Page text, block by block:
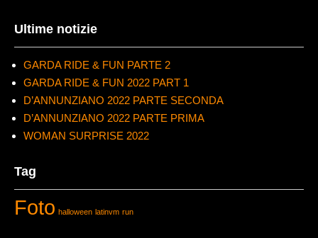
Ultime notizie
GARDA RIDE & FUN PARTE 2
GARDA RIDE & FUN 2022 PART 1
D’ANNUNZIANO 2022 PARTE SECONDA
D’ANNUNZIANO 2022 PARTE PRIMA
WOMAN SURPRISE 2022
Tag
Foto halloween latinvm run